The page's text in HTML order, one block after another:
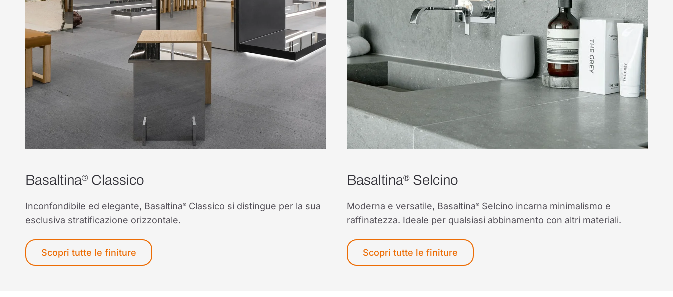
Basaltina® Classico
Inconfondibile ed elegante, Basaltina® Classico si distingue per la sua
esclusiva stratificazione orizzontale.
Scopri tutte le finiture
Basaltina® Selcino
Moderna e versatile, Basaltina® Selcino incarna minimalismo e
raffinatezza. Ideale per qualsiasi abbinamento con altri materiali.
Scopri tutte le finiture